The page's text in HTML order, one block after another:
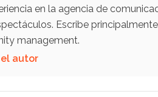
en la agencia de
Escribe
management.
el autor